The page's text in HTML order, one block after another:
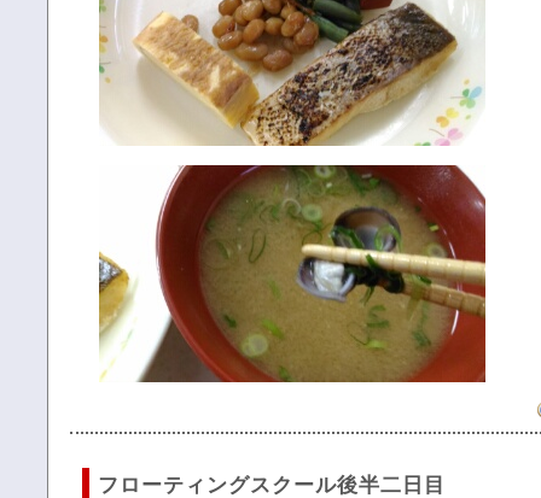
フローティングスクール後半二日目